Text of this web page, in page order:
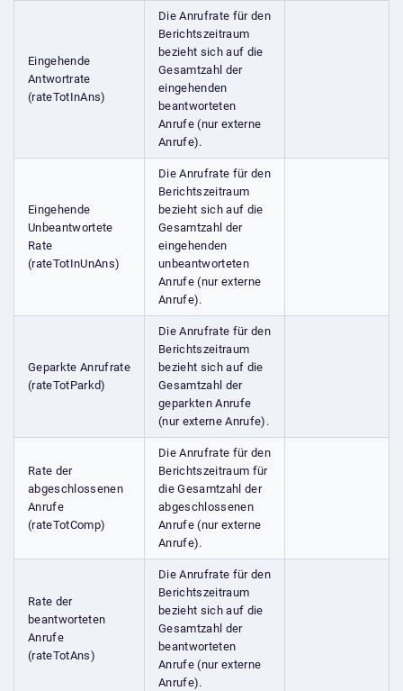
Eingehende
Antwortrate
(rateTotInAns)
Die Anrufrate für den
Berichtszeitraum
bezieht sich auf die
Gesamtzahl der
eingehenden
beantworteten
Anrufe (nur externe
Anrufe).
Eingehende
Unbeantwortete
Rate
(rateTotInUnAns)
Die Anrufrate für den
Berichtszeitraum
bezieht sich auf die
Gesamtzahl der
eingehenden
unbeantworteten
Anrufe (nur externe
Anrufe).
Geparkte Anrufrate
(rateTotParkd)
Die Anrufrate für den
Berichtszeitraum
bezieht sich auf die
Gesamtzahl der
geparkten Anrufe
(nur externe Anrufe).
Rate der
abgeschlossenen
Anrufe
(rateTotComp)
Die Anrufrate für den
Berichtszeitraum für
die Gesamtzahl der
abgeschlossenen
Anrufe (nur externe
Anrufe).
Rate der
beantworteten
Anrufe
(rateTotAns)
Die Anrufrate für den
Berichtszeitraum
bezieht sich auf die
Gesamtzahl der
beantworteten
Anrufe (nur externe
Anrufe).